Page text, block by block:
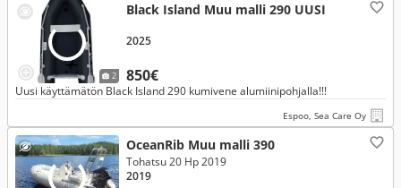
2
Black Island Muu malli 290 UUSI
850€
2025
Uusi käyttämätön Black Island 290 kumivene alumiinipohjalla!!!
Espoo, Sea Care Oy
OceanRib Muu malli 390
Tohatsu 20 Hp 2019
2019